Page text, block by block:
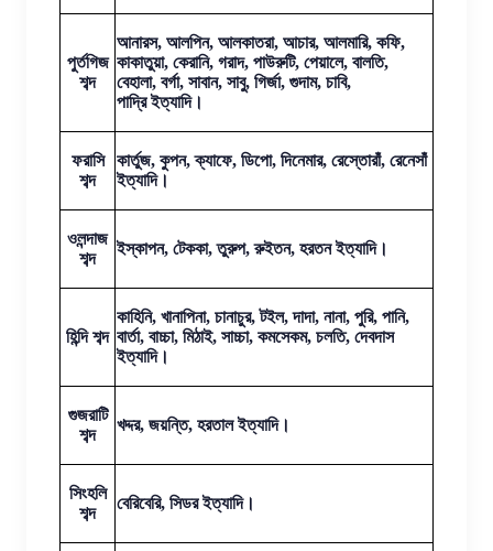
পুর্তগিজ
শব্দ
আনারস, আলপিন, আলকাতরা, আচার, আলমারি, কফি,
কাকাতুয়া, কেরানি, গরাদ, পাউরুটি, পেয়ালে, বালতি,
বেহালা, বর্গা, সাবান, সাবু, গির্জা, গুদাম, চাবি,
পাদ্রি ইত্যাদি।
ফরাসি
শব্দ
কার্তুজ, কুপন, ক্যাফে, ডিপো, দিনেমার, রেস্তোরাঁ, রেনেসাঁ
ইত্যাদি।
ওলন্দাজ
শব্দ
ইস্কাপন, টেককা, তুরুপ, রুইতন, হরতন ইত্যাদি।
হিন্দি শব্দ
কাহিনি, খানাপিনা, চানাচুর, টইল, দাদা, নানা, পুরি, পানি,
বার্তা, বাচ্চা, মিঠাই, সাচ্চা, কমসেকম, চলতি, দেবদাস
ইত্যাদি।
গুজরাটি
শব্দ
খদ্দর, জয়ন্তি, হরতাল ইত্যাদি।
সিংহলি
শব্দ
বেরিবেরি, সিডর ইত্যাদি।